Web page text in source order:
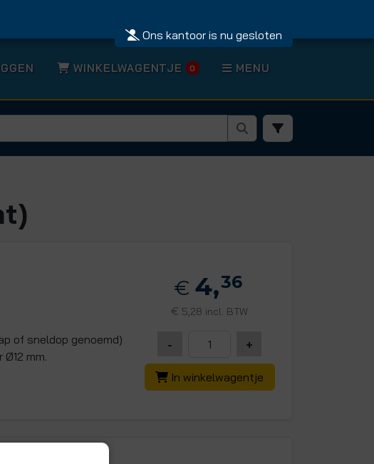
Ons kantoor is nu gesloten
WINKELWAGENTJE 0 MENU
of sneldop genoemd)
mm.
€ 4,36
€ 5,28 incl. BTW
- +
In winkelwagentje